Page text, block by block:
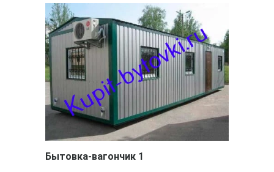
Бытовка-вагончик 1